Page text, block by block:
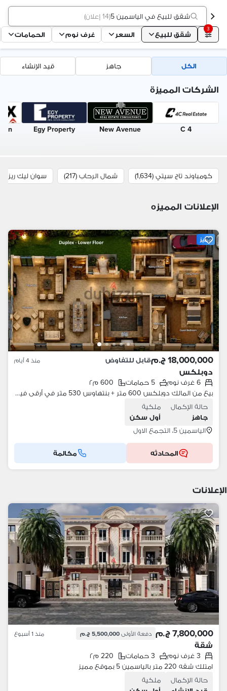
شقق للبيع في الياسمين 5 (14 إعلان )
3
شقق للبيع السعر غرف نوم الحمامات
الكل جاهز قيد الإنشاء
الشركات المميزة
4 C
New Avenue
Egy Property
كومباوند تاج سيتي (1,634) شمال الرحاب (217) سوان ليك
الإعلانات المميزه
مميز
18,000,000 ج.م قابل للتفاوض منذ 4 أيام
دوبلكس
6 غرف نوم 5 حمامات
600 م٢
بيع من المالك دوبلكس 600 متر + بنتهاوس 530 متر في أرقى فيلات الياسمين
حالة الإكمال
جاهز
ملكية
أول سكن
الياسمين 5، التجمع الاول
المحادثه مكالمة
الإعلانات
7,800,000 ج.م دفعة الأولى 5,500,000 ج.م منذ 1 أسبوع
شقة
3 غرف نوم 3 حمامات
220 م٢
امتلك شقه 220 متر بالياسمين 5 بموقع مميز
حالة الإكمال
ملكية